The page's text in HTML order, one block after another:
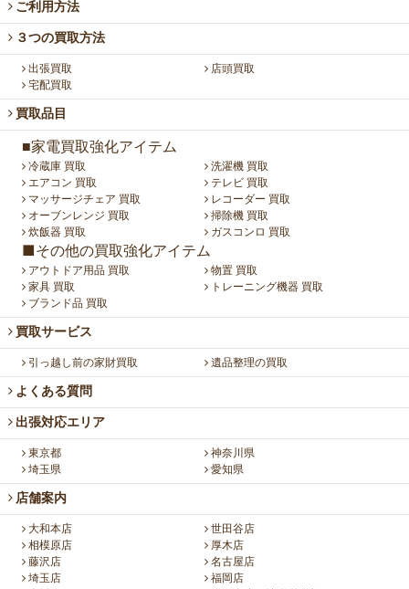
ご利用方法
３つの買取方法
出張買取
店頭買取
宅配買取
買取品目
■家電買取強化アイテム
冷蔵庫 買取
洗濯機 買取
エアコン 買取
テレビ 買取
マッサージチェア 買取
レコーダー 買取
オーブンレンジ 買取
掃除機 買取
炊飯器 買取
ガスコンロ 買取
■その他の買取強化アイテム
アウトドア用品 買取
物置 買取
家具 買取
トレーニング機器 買取
ブランド品 買取
買取サービス
引っ越し前の家財買取 遺品整理の買取
よくある質問
出張対応エリア
東京都
神奈川県
埼玉県
愛知県
店舗案内
大和本店
世田谷店
相模原店
厚木店
藤沢店
名古屋店
埼玉店
福岡店